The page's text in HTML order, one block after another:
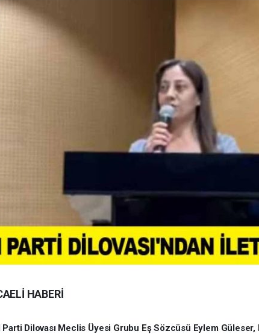
HABERİ
Parti Dilovası Meclis Üyesi Grubu Eş Sözcüsü Eylem Güleser,